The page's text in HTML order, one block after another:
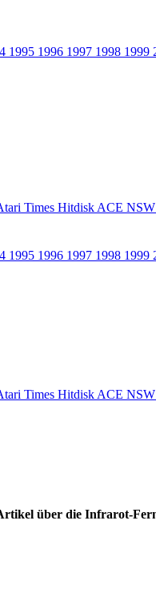
1995 1996 1997 1998 1999
Times Hitdisk ACE
1995 1996 1997 1998 1999
Times Hitdisk ACE
über die Infrarot-